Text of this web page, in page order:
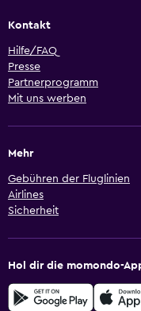
Kontakt
Hilfe/FAQ
Presse
Partnerprogramm
Mit uns werben
Mehr
Gebühren der Fluglinien
Airlines
Sicherheit
Hol dir die momondo-